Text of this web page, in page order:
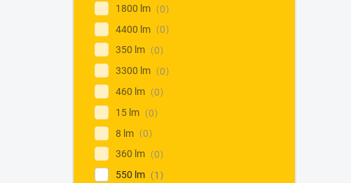
1800 lm
0
4400 lm
0
350 lm
0
3300 lm
0
460 lm
0
15 lm
0
8 lm
0
360 lm
0
550 lm
1